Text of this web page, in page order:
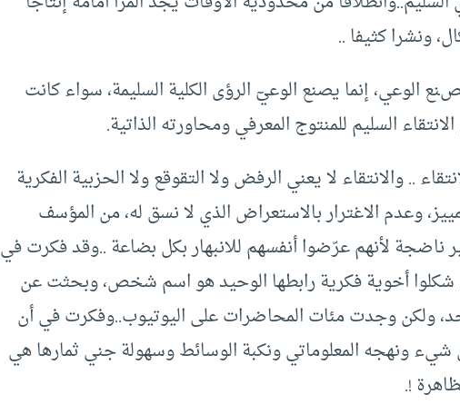
ونشرا كثيفا ..
الوعي، إنما يصنع الوعيٓ الرؤى الكلية السليمة، سواء كانت
السليم للمنتوج المعرفي ومحاورته الذاتية.
.. والانتقاء لا يعني الرفض ولا التقوقع ولا الحزبية الفكرية
وعدم الاغترار بالاستعراض الذي لا نسق له، من المؤسف
ناضجة لأنهم عرّضوا أنفسهم للانبهار بكل بضاعة ..وقد فكرت في
شكلوا أخوية فكرية رابطها الوحيد هو اسم شخص، وبحثت عن
ولكن وجدت مئات المحاضرات على اليوتيوب..وفكرت في أن
شيء ونهجه المعلوماتي ونكبة الوسائط وسهولة جني ثمارها هي
!.